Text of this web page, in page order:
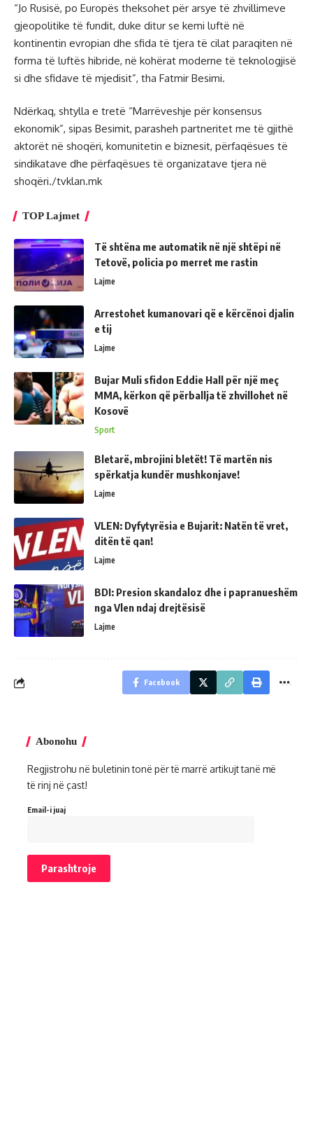
“Jo Rusisë, po Europës theksohet për arsye të zhvillimeve
gjeopolitike të fundit, duke ditur se kemi luftë në
kontinentin evropian dhe sfida të tjera të cilat paraqiten në
forma të luftës hibride, në kohërat moderne të teknologjisë
si dhe sfidave të mjedisit”, tha Fatmir Besimi.
Ndërkaq, shtylla e tretë “Marrëveshje për konsensus
ekonomik”, sipas Besimit, parasheh partneritet me të gjithë
aktorët në shoqëri, komunitetin e biznesit, përfaqësues të
sindikatave dhe përfaqësues të organizatave tjera në
shoqëri./tvklan.mk
TOP Lajmet
Të shtëna me automatik në një shtëpi në
Tetovë, policia po merret me rastin
Lajme
Arrestohet kumanovari që e kërcënoi djalin
e tij
Lajme
Bujar Muli sfidon Eddie Hall për një meç
MMA, kërkon që përballja të zhvillohet në
Kosovë
Sport
Bletarë, mbrojini bletët! Të martën nis
spërkatja kundër mushkonjave!
Lajme
VLEN: Dyfytyrësia e Bujarit: Natën të vret,
ditën të qan!
Lajme
BDI: Presion skandaloz dhe i papranueshëm
nga Vlen ndaj drejtësisë
Lajme
Facebook
Abonohu
Regjistrohu në buletinin tonë për të marrë artikujt tanë më
të rinj në çast!
Email-i juaj